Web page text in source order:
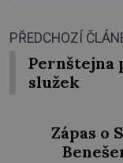
PŘEDCHOZÍ
Pernštejna
služek
Zápas o